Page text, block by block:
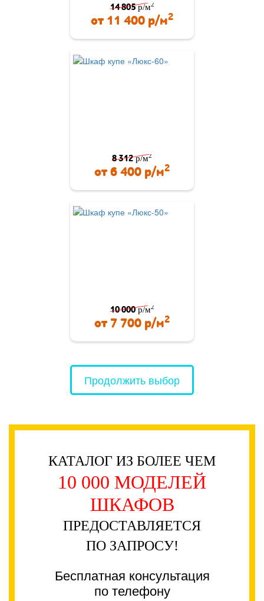
14 805р/м2
от11 400 р/м2
8 312р/м2
от6 400 р/м2
10 000р/м2
от7 700 р/м2
Продолжить выбор
КАТАЛОГ ИЗ БОЛЕЕ ЧЕМ
10 000 МОДЕЛЕЙ
ШКАФОВ
ПРЕДОСТАВЛЯЕТСЯ
ПО ЗАПРОСУ!
Бесплатная консультация
по телефону